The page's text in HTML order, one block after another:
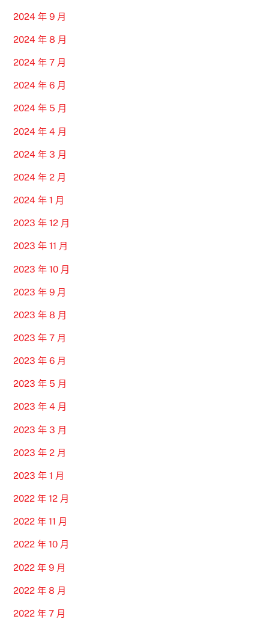
2024 年 9 月
2024 年 8 月
2024 年 7 月
2024 年 6 月
2024 年 5 月
2024 年 4 月
2024 年 3 月
2024 年 2 月
2024 年 1 月
2023 年 12 月
2023 年 11 月
2023 年 10 月
2023 年 9 月
2023 年 8 月
2023 年 7 月
2023 年 6 月
2023 年 5 月
2023 年 4 月
2023 年 3 月
2023 年 2 月
2023 年 1 月
2022 年 12 月
2022 年 11 月
2022 年 10 月
2022 年 9 月
2022 年 8 月
2022 年 7 月